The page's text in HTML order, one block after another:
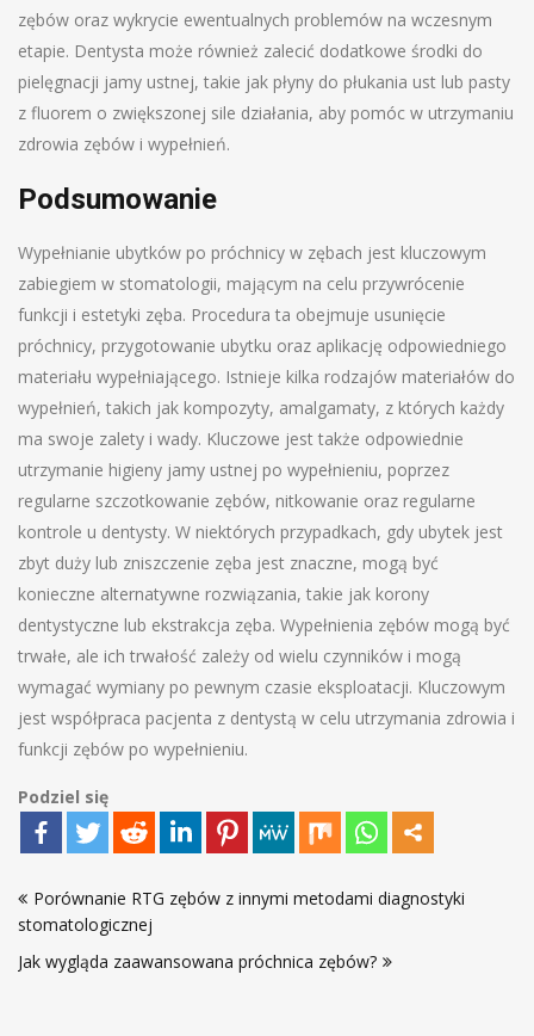
zębów oraz wykrycie ewentualnych problemów na wczesnym
etapie. Dentysta może również zalecić dodatkowe środki do
pielęgnacji jamy ustnej, takie jak płyny do płukania ust lub pasty
z fluorem o zwiększonej sile działania, aby pomóc w utrzymaniu
zdrowia zębów i wypełnień.
Podsumowanie
Wypełnianie ubytków po próchnicy w zębach jest kluczowym
zabiegiem w stomatologii, mającym na celu przywrócenie
funkcji i estetyki zęba. Procedura ta obejmuje usunięcie
próchnicy, przygotowanie ubytku oraz aplikację odpowiedniego
materiału wypełniającego. Istnieje kilka rodzajów materiałów do
wypełnień, takich jak kompozyty, amalgamaty, z których każdy
ma swoje zalety i wady. Kluczowe jest także odpowiednie
utrzymanie higieny jamy ustnej po wypełnieniu, poprzez
regularne szczotkowanie zębów, nitkowanie oraz regularne
kontrole u dentysty. W niektórych przypadkach, gdy ubytek jest
zbyt duży lub zniszczenie zęba jest znaczne, mogą być
konieczne alternatywne rozwiązania, takie jak korony
dentystyczne lub ekstrakcja zęba. Wypełnienia zębów mogą być
trwałe, ale ich trwałość zależy od wielu czynników i mogą
wymagać wymiany po pewnym czasie eksploatacji. Kluczowym
jest współpraca pacjenta z dentystą w celu utrzymania zdrowia i
funkcji zębów po wypełnieniu.
Podziel się
wpisu
Porównanie RTG zębów z innymi metodami diagnostyki
stomatologicznej
Jak wygląda zaawansowana próchnica zębów?